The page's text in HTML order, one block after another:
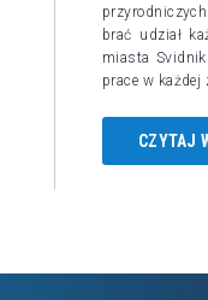
brać udział
miasta
prace w każdej
CZYTAJ